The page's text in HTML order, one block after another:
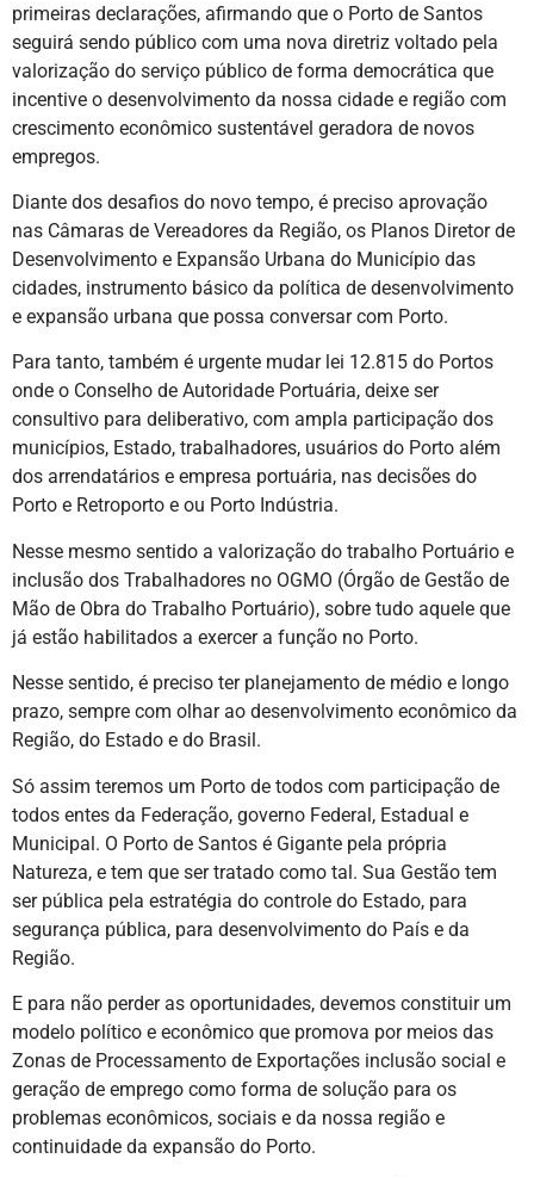
primeiras declarações, afirmando que o Porto de Santos
seguirá sendo público com uma nova diretriz voltado pela
valorização do serviço público de forma democrática que
incentive o desenvolvimento da nossa cidade e região com
crescimento econômico sustentável geradora de novos
empregos.
Diante dos desafios do novo tempo, é preciso aprovação
nas Câmaras de Vereadores da Região, os Planos Diretor de
Desenvolvimento e Expansão Urbana do Município das
cidades, instrumento básico da política de desenvolvimento
e expansão urbana que possa conversar com Porto.
Para tanto, também é urgente mudar lei 12.815 do Portos
onde o Conselho de Autoridade Portuária, deixe ser
consultivo para deliberativo, com ampla participação dos
municípios, Estado, trabalhadores, usuários do Porto além
dos arrendatários e empresa portuária, nas decisões do
Porto e Retroporto e ou Porto Indústria.
Nesse mesmo sentido a valorização do trabalho Portuário e
inclusão dos Trabalhadores no OGMO (Órgão de Gestão de
Mão de Obra do Trabalho Portuário), sobre tudo aquele que
já estão habilitados a exercer a função no Porto.
Nesse sentido, é preciso ter planejamento de médio e longo
prazo, sempre com olhar ao desenvolvimento econômico da
Região, do Estado e do Brasil.
Só assim teremos um Porto de todos com participação de
todos entes da Federação, governo Federal, Estadual e
Municipal. O Porto de Santos é Gigante pela própria
Natureza, e tem que ser tratado como tal. Sua Gestão tem
ser pública pela estratégia do controle do Estado, para
segurança pública, para desenvolvimento do País e da
Região.
E para não perder as oportunidades, devemos constituir um
modelo político e econômico que promova por meios das
Zonas de Processamento de Exportações inclusão social e
geração de emprego como forma de solução para os
problemas econômicos, sociais e da nossa região e
continuidade da expansão do Porto.